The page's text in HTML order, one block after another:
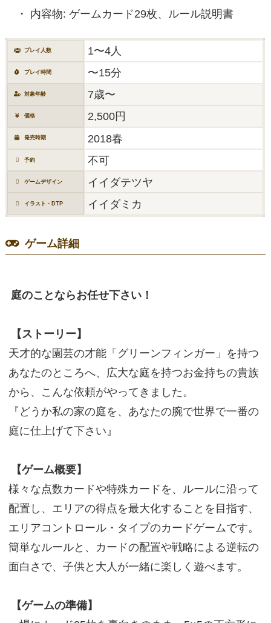
内容物: ゲームカード29枚、ルール説明書
プレイ人数 1〜4人
プレイ時間 〜15分
対象年齢 7歳〜
価格 2,500円
発売時期 2018春
予約 不可
ゲームデザイン イイダテツヤ
イラスト・DTP イイダミカ
ゲーム詳細
庭のことならお任せ下さい！
【ストーリー】
天才的な園芸の才能「グリーンフィンガー」を持つ
あなたのところへ、広大な庭を持つお金持ちの貴族
から、こんな依頼がやってきました。
『どうか私の家の庭を、あなたの腕で世界で一番の
庭に仕上げて下さい』
【ゲーム概要】
様々な点数カードや特殊カードを、ルールに沿って
配置し、エリアの得点を最大化することを目指す、
エリアコントロール・タイプのカードゲームです。
簡単なルールと、カードの配置や戦略による逆転の
面白さで、子供と大人が一緒に楽しく遊べます。
【ゲームの準備】